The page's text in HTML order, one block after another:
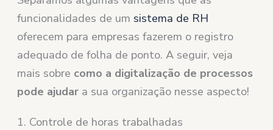
funcionalidades de um sistema de RH
oferecem para empresas fazerem o registro
adequado de folha de ponto. A seguir, veja
mais sobre como a digitalização de processos
pode ajudar a sua organização nesse aspecto!
1. Controle de horas trabalhadas